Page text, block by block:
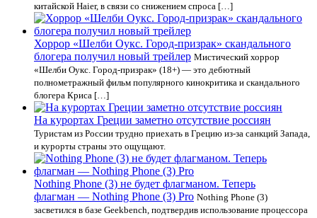
китайской Haier, в связи со снижением спроса […]
Хоррор «Шелби Оукс. Город-призрак» скандального
блогера получил новый трейлер Мистический хоррор
«Шелби Оукс. Город-призрак» (18+) — это дебютный
полнометражный фильм популярного кинокритика и скандального
блогера Криса […]
На курортах Греции заметно отсутствие россиян
Туристам из России трудно приехать в Грецию из-за санкций Запада,
и курорты страны это ощущают.
Nothing Phone (3) не будет флагманом. Теперь
флагман — Nothing Phone (3) Pro Nothing Phone (3)
засветился в базе Geekbench, подтвердив использование процессора